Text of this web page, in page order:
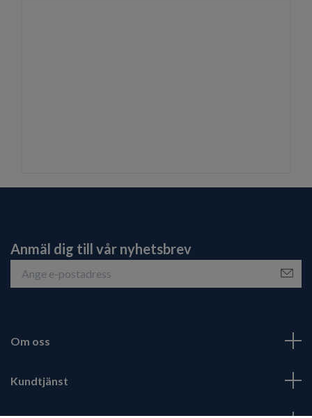
Anmäl dig till vår nyhetsbrev
Om oss
Kundtjänst